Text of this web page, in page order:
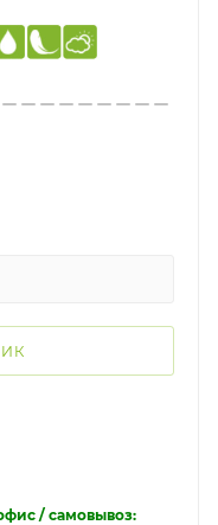
/ самовывоз: